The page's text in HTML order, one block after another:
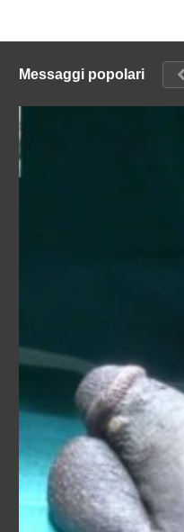
Messaggi popolari